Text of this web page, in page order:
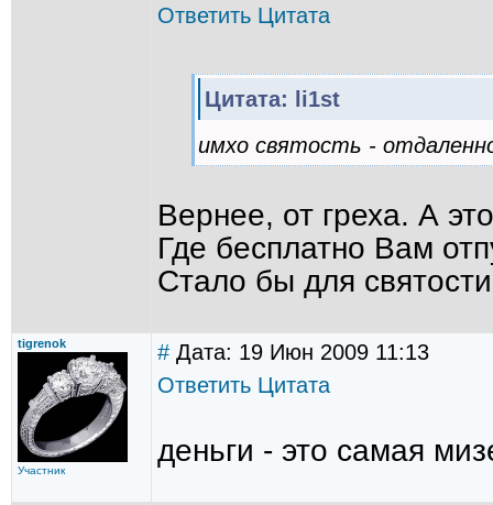
Ответить Цитата
Цитата: li1st
имхо святость -
Вернее, от греха. А
Где бесплатно Вам
Стало бы для
tigrenok
Участник
# Дата: 19 Июн 2009 11:13
Ответить Цитата
деньги - это самая